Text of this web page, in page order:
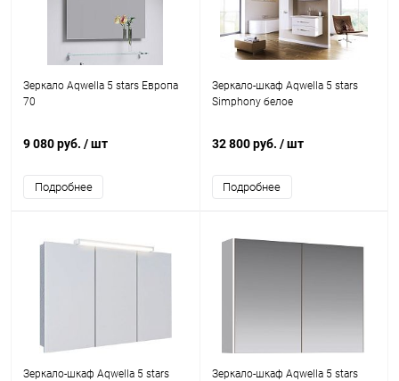
Зеркало Aqwella 5 stars Европа
70
9 080 руб. / шт
Подробнее
Зеркало-шкаф Aqwella 5 stars
Simphony белое
32 800 руб. / шт
Подробнее
Зеркало-шкаф Aqwella 5 stars
Зеркало-шкаф Aqwella 5 stars